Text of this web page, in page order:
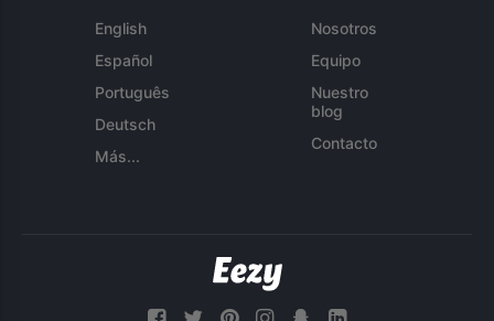
English
Español
Português
Deutsch
Más...
Nosotros
Equipo
Nuestro
blog
Contacto